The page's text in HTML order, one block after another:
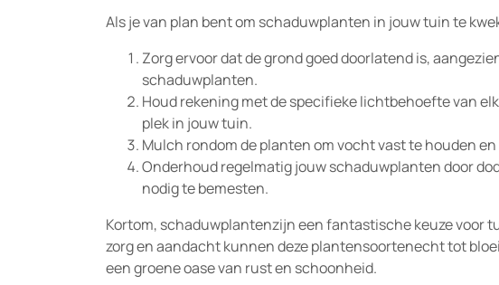
Als je van plan bent om schaduwplanten in jouw tuin te
Zorg ervoor dat de grond goed doorlatend is,
schaduwplanten.
Houd rekening met de specifieke lichtbehoefte van
plek in jouw tuin.
Mulch rondom de planten om vocht vast te houden
Onderhoud regelmatig jouw schaduwplanten door
nodig te bemesten.
Kortom, schaduwplantenzijn een fantastische keuze voor
zorg en aandacht kunnen deze plantensoortenecht tot
een groene oase van rust en schoonheid.